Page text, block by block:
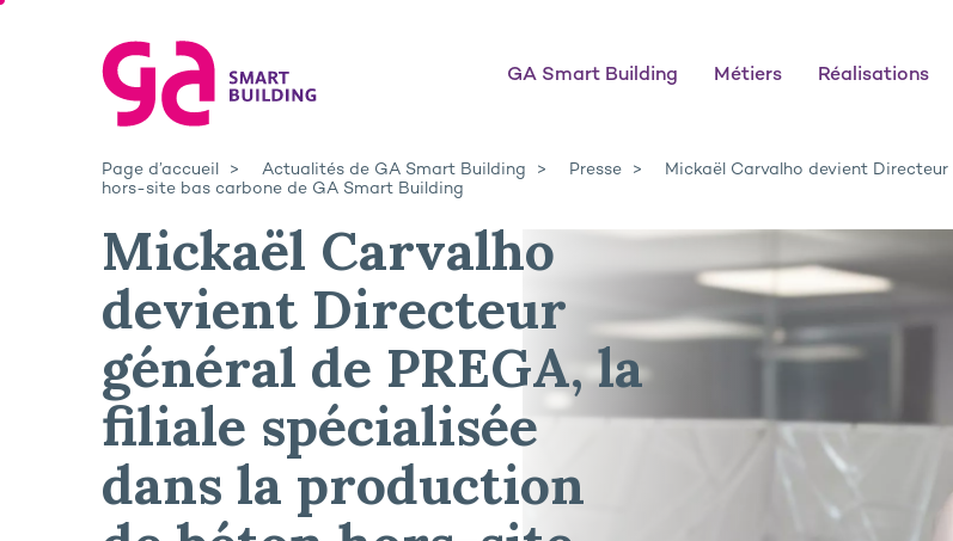
GA Smart Building Métiers Réalisations
Page d’accueil Actualités de GA Smart Building Presse
Mickaël Carvalho devient
hors-site bas carbone de GA Smart Building
Mickaël Carvalho
devient Directeur
général de PREGA, la
filiale spécialisée
dans la production